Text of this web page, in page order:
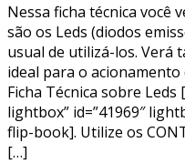
Nessa ficha técnica você
são os Leds (diodos
usual de utilizá-los. Verá
ideal para o
Ficha Técnica sobre
lightbox” id=”41969″
flip-book]. Utilize os
[…]